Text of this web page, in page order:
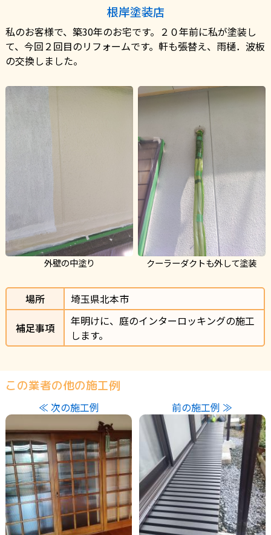
根岸塗装店
私のお客様で、築30年のお宅です。２０年前に私が塗装し
て、今回２回目のリフォームです。軒も張替え、雨樋．波板
の交換しました。
外壁の中塗り クーラーダクトも外して塗装
場所
埼玉県北本市
補足事項
年明けに、庭のインターロッキングの施工
します。
この業者の他の施工例
≪ 次の施工例 前の施工例 ≫